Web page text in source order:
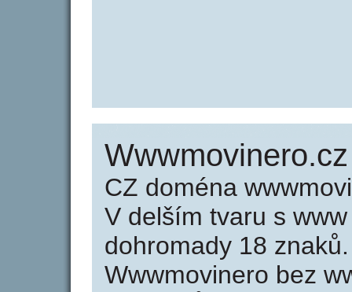
CZ doména
V delším tvaru s
dohromady 18
Wwwmovinero bez